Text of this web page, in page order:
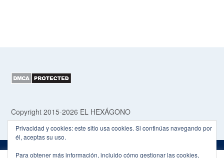
Copyright 2015-2026 EL HEXÁGONO
Privacidad y cookies: este sitio usa cookies. Si continúas navegando por
él, aceptas su uso.
Para obtener más información, incluido cómo gestionar las cookies,